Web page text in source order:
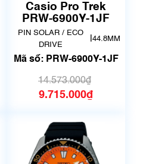
sử dụng nhưng rất đẹp,
không có xước)
Casio Pro Trek
PRW-6900Y-1JF
PIN SOLAR / ECO
DRIVE
44.8MM
Mã số: PRW-6900Y-1JF
14.573.000₫
9.715.000₫